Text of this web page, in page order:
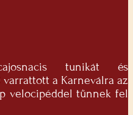
tunikát és
a Karneválra az
velocipéddel tűnnek fel